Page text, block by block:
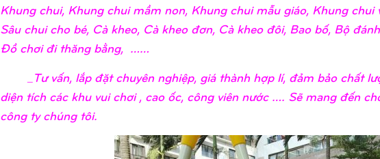
Khung chui, Khung chui mầm non, Khung chui mẫu giáo, Khung chui
Sâu chui cho bé, Cà kheo, Cà kheo đơn, Cà kheo đôi, Bao bố, Bộ
Đồ chơi đi thăng bằng, ……
_Tư vấn, lắp đặt chuyên nghiệp, giá thành hợp lí, đảm bảo chất
diện tích các khu vui chơi , cao ốc, công viên nước …. Sẽ mang đến
công ty chúng tôi.